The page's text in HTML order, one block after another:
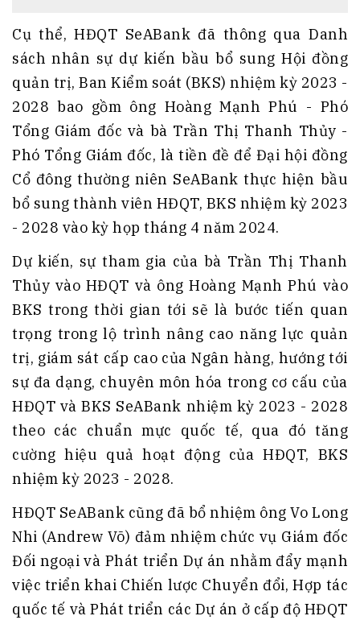
Cụ thể, HĐQT SeABank đã thông qua Danh
sách nhân sự dự kiến bầu bổ sung Hội đồng
quản trị, Ban Kiểm soát (BKS) nhiệm kỳ 2023 -
2028 bao gồm ông Hoàng Mạnh Phú - Phó
Tổng Giám đốc và bà Trần Thị Thanh Thủy -
Phó Tổng Giám đốc, là tiền đề để Đại hội đồng
Cổ đông thường niên SeABank thực hiện bầu
bổ sung thành viên HĐQT, BKS nhiệm kỳ 2023
- 2028 vào kỳ họp tháng 4 năm 2024.
Dự kiến, sự tham gia của bà Trần Thị Thanh
Thủy vào HĐQT và ông Hoàng Mạnh Phú vào
BKS trong thời gian tới sẽ là bước tiến quan
trọng trong lộ trình nâng cao năng lực quản
trị, giám sát cấp cao của Ngân hàng, hướng tới
sự đa dạng, chuyên môn hóa trong cơ cấu của
HĐQT và BKS SeABank nhiệm kỳ 2023 - 2028
theo các chuẩn mực quốc tế, qua đó tăng
cường hiệu quả hoạt động của HĐQT, BKS
nhiệm kỳ 2023 - 2028.
HĐQT SeABank cũng đã bổ nhiệm ông Vo Long
Nhi (Andrew Võ) đảm nhiệm chức vụ Giám đốc
Đối ngoại và Phát triển Dự án nhằm đẩy mạnh
việc triển khai Chiến lược Chuyển đổi, Hợp tác
quốc tế và Phát triển các Dự án ở cấp độ HĐQT